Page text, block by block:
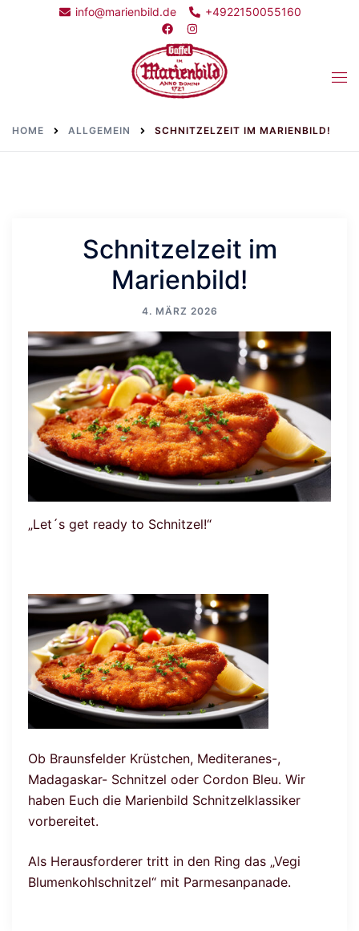
info@marienbild.de +4922150055160
HOME ALLGEMEIN SCHNITZELZEIT IM MARIENBILD!
Schnitzelzeit im
Marienbild!
4. MÄRZ 2026
„Let´s get ready to Schnitzel!“
Ob Braunsfelder Krüstchen, Mediteranes-,
Madagaskar- Schnitzel oder Cordon Bleu. Wir
haben Euch die Marienbild Schnitzelklassiker
vorbereitet.
Als Herausforderer tritt in den Ring das „Vegi
Blumenkohlschnitzel“ mit Parmesanpanade.